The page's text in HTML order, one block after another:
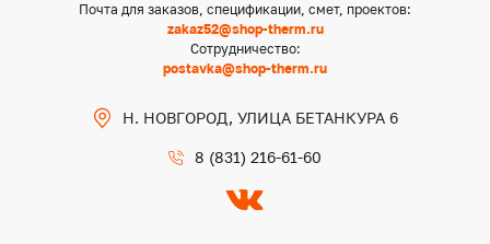
Почта для заказов, спецификации, смет, проектов:
zakaz52@shop-therm.ru
Сотрудничество:
postavka@shop-therm.ru
Н. НОВГОРОД, УЛИЦА БЕТАНКУРА 6
8 (831) 216-61-60